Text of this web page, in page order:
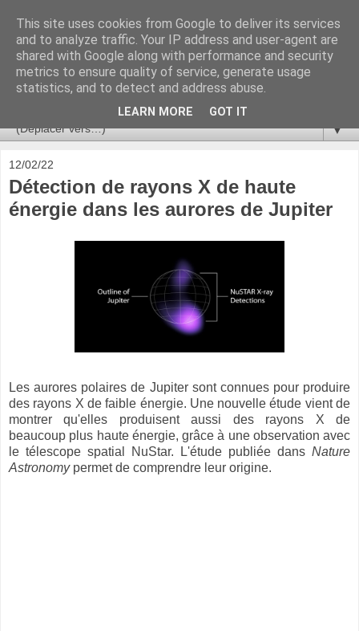
Ça se passe là haut
Astronomie, Astrophysique, Astroparticules, Cosmologie.
L'infini se contemple, indéfiniment. ISSN 2272-5768
▼
12/02/22
Détection de rayons X de haute
énergie dans les aurores de Jupiter
Les aurores polaires de Jupiter sont connues pour produire
des rayons X de faible énergie. Une nouvelle étude vient de
montrer qu'elles produisent aussi des rayons X de
beaucoup plus haute énergie, grâce à une observation avec
le télescope spatial NuStar. L'étude publiée dans Nature
Astronomy permet de comprendre leur origine.
This site uses cookies from Google to deliver its services
and to analyze traffic. Your IP address and user-agent are
shared with Google along with performance and security
metrics to ensure quality of service, generate usage
statistics, and to detect and address abuse.
LEARN MORE GOT IT